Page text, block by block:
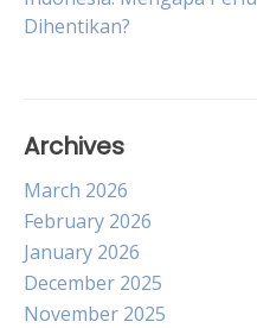
navigation
Dihentikan?
Archives
March 2026
February 2026
January 2026
December 2025
November 2025